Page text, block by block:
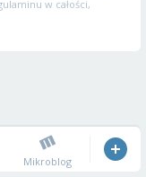
w całości,
Mikroblog